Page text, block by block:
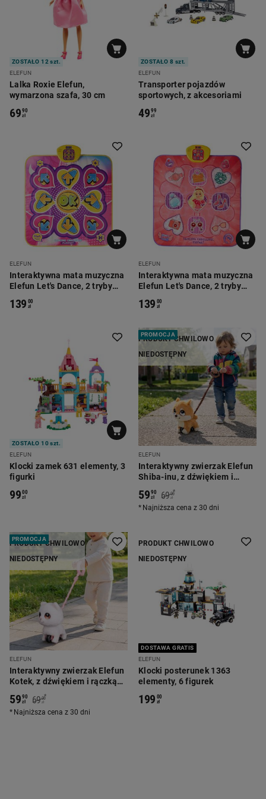
ZOSTAŁO 12 szt.
ELEFUN
Lalka Roxie Elefun,
wymarzona szafa, 30 cm
6990
zł
ZOSTAŁO 8 szt.
ELEFUN
Transporter pojazdów
sportowych, z akcesoriami
4999
zł
ELEFUN
Interaktywna mata muzyczna
Elefun Let's Dance, 2 tryby
139 00
zł
ELEFUN
Interaktywna mata muzyczna
Elefun Let's Dance, 2 tryby
139 00
zł
ZOSTAŁO 10 szt.
ELEFUN
Klocki zamek 631 elementy, 3
figurki
9900
zł
PRODUKT CHWILOWO
NIEDOSTĘPNY
PROMOCJA
ELEFUN
Interaktywny zwierzak Elefun
Shiba-inu, z dźwiękiem i
rączką do prowadzenia
5990
zł 69 00
zł
*
Najniższa cena z 30 dni
PRODUKT CHWILOWO
NIEDOSTĘPNY
PROMOCJA
ELEFUN
Interaktywny zwierzak Elefun
Kotek, z dźwiękiem i rączką
do prowadzenia
5990
zł 69 00
zł
*
Najniższa cena z 30 dni
PRODUKT CHWILOWO
NIEDOSTĘPNY
DOSTAWA GRATIS
ELEFUN
Klocki posterunek 1363
elementy, 6 figurek
199 00
zł